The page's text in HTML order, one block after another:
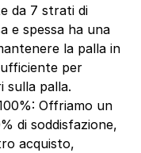
da 7 strati di
e spessa ha una
la palla in
per
sulla palla.
Offriamo un
di soddisfazione,
acquisto,